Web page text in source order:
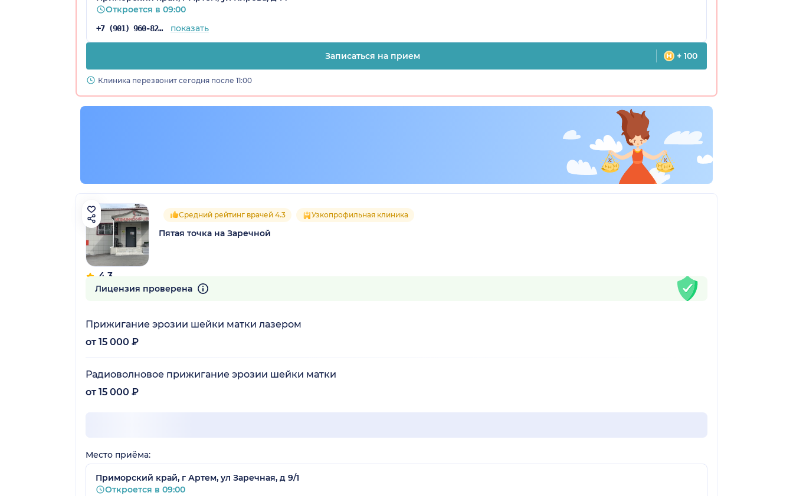
Откроется в 09:00
+7 (901) 960-82-46 показать
Записаться на прием + 100
Клиника перезвонит сегодня после 11:00
4.3
20 отзывов
Средний рейтинг врачей 4.3 Узкопрофильная клиника
Пятая точка на Заречной
Лицензия проверена
Прижигание эрозии шейки матки лазером
от 15 000 ₽
Радиоволновое прижигание эрозии шейки матки
от 15 000 ₽
Место приёма:
Приморский край, г Артем, ул Заречная, д 9/1
Откроется в 09:00